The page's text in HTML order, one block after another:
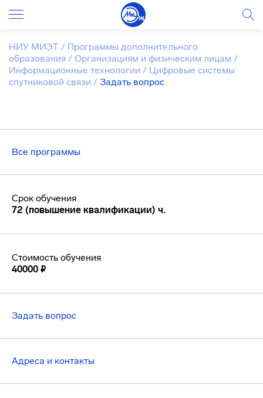
Все программы
Срок обучения
72 (повышение квалификации) ч.
Стоимость обучения
40000 ₽
Задать вопрос
Адреса и контакты
НИУ МИЭТ / Программы дополнительного
образования / Организациям и физическим лицам /
Информационные технологии / Цифровые системы
спутниковой связи / Задать вопрос